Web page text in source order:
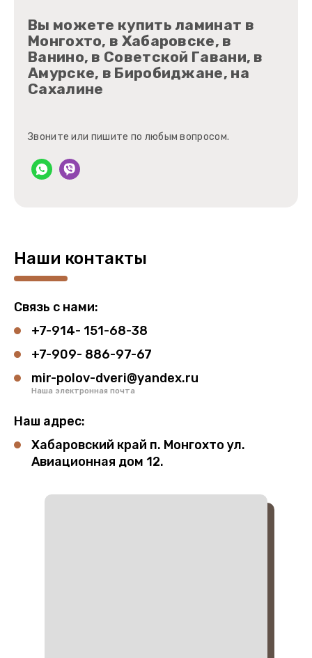
Вы можете купить ламинат в
Монгохто, в Хабаровске, в
Ванино, в Советской Гавани, в
Амурске, в Биробиджане, на
Сахалине
Звоните или пишите по любым вопросом.
Наши контакты
Связь с нами:
+7-914- 151-68-38
+7-909- 886-97-67
mir-polov-dveri@yandex.ru
Наша электронная почта
Наш адрес:
Хабаровский край п. Монгохто ул.
Авиационная дом 12.